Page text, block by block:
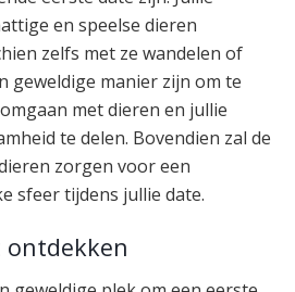
en speelse dieren
zelfs met ze wandelen of
geweldige manier zijn om te
met dieren en jullie
te delen. Bovendien zal de
zorgen voor een
sfeer tijdens jullie date.
ontdekken